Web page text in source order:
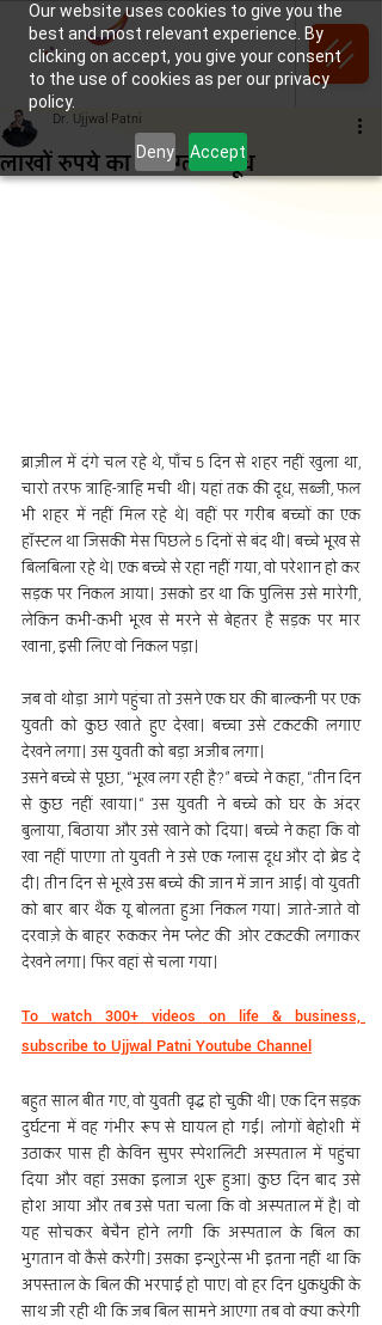
Our website uses cookies to give you the
best and most relevant experience. By
clicking on accept, you give your consent
to the use of cookies as per our privacy
policy.
Deny Accept
लाखों रुपये का एक ग्लास दूध
Dr. Ujjwal Patni
ब्राज़ील में दंगे चल रहे थे, पाँच 5 दिन से शहर नहीं खुला था,
चारो तरफ त्राहि-त्राहि मची थी। यहां तक की दूध, सब्जी, फल
भी शहर में नहीं मिल रहे थे। वहीं पर गरीब बच्चों का एक
हॉस्टल था जिसकी मेस पिछले 5 दिनों से बंद थी। बच्चे भूख से
बिलबिला रहे थे। एक बच्चे से रहा नहीं गया, वो परेशान हो कर
सड़क पर निकल आया। उसको डर था कि पुलिस उसे मारेगी,
लेकिन कभी-कभी भूख से मरने से बेहतर है सड़क पर मार
खाना, इसी लिए वो निकल पड़ा।
जब वो थोड़ा आगे पहुंचा तो उसने एक घर की बाल्कनी पर एक
युवती को कुछ खाते हुए देखा। बच्चा उसे टकटकी लगाए
देखने लगा। उस युवती को बड़ा अजीब लगा।
उसने बच्चे से पूछा, “भूख लग रही है?” बच्चे ने कहा, “तीन दिन
से कुछ नहीं खाया।“ उस युवती ने बच्चे को घर के अंदर
बुलाया, बिठाया और उसे खाने को दिया। बच्चे ने कहा कि वो
खा नहीं पाएगा तो युवती ने उसे एक ग्लास दूध और दो ब्रेड दे
दी। तीन दिन से भूखे उस बच्चे की जान में जान आई। वो युवती
को बार बार थैंक यू बोलता हुआ निकल गया। जाते-जाते वो
दरवाज़े के बाहर रुककर नेम प्लेट की ओर टकटकी लगाकर
देखने लगा। फिर वहां से चला गया।
To watch 300+ videos on life & business,
subscribe to Ujjwal Patni Youtube Channel
बहुत साल बीत गए, वो युवती वृद्ध हो चुकी थी। एक दिन सड़क
दुर्घटना में वह गंभीर रूप से घायल हो गई। लोगों बेहोशी में
उठाकर पास ही केविन सुपर स्पेशलिटी अस्पताल में पहुंचा
दिया और वहां उसका इलाज शुरू हुआ। कुछ दिन बाद उसे
होश आया और तब उसे पता चला कि वो अस्पताल में है। वो
यह सोचकर बेचैन होने लगी कि अस्पताल के बिल का
भुगतान वो कैसे करेगी। उसका इन्शुरेन्स भी इतना नहीं था कि
अपस्ताल के बिल की भरपाई हो पाए। वो हर दिन धुकधुकी के
साथ जी रही थी कि जब बिल सामने आएगा तब वो क्या करेगी